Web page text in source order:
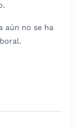
aún no se ha